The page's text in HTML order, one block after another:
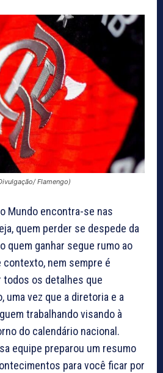
Flamengo)
Mundo encontra-se nas
quem perder se despede da
quem ganhar segue rumo ao
nem sempre é
todos os detalhes que
uma vez que a diretoria e a
trabalhando visando à
do calendário nacional.
equipe preparou um resumo
para você ficar por